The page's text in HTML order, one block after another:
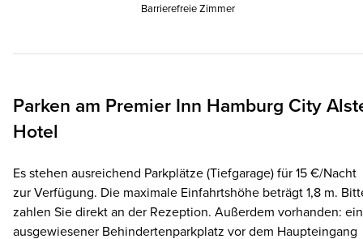
Barrierefreie Zimmer
Parken am Premier Inn Hamburg City
Hotel
Es stehen ausreichend Parkplätze (Tiefgarage) für 15 €/Nacht
zur Verfügung. Die maximale Einfahrtshöhe beträgt 1,8 m.
zahlen Sie direkt an der Rezeption. Außerdem vorhanden: ein
ausgewiesener Behindertenparkplatz vor dem Haupteingang